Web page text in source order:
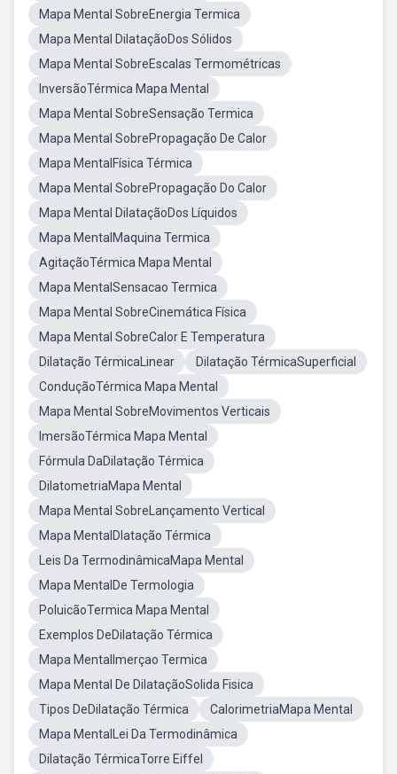
Mapa Mental SobreEnergia Termica
Mapa Mental DilataçãoDos Sólidos
Mapa Mental SobreEscalas Termométricas
InversãoTérmica Mapa Mental
Mapa Mental SobreSensação Termica
Mapa Mental SobrePropagação De Calor
Mapa MentalFísica Térmica
Mapa Mental SobrePropagação Do Calor
Mapa Mental DilataçãoDos Líquidos
Mapa MentalMaquina Termica
AgitaçãoTérmica Mapa Mental
Mapa MentalSensacao Termica
Mapa Mental SobreCinemática Física
Mapa Mental SobreCalor E Temperatura
Dilatação TérmicaLinear
Dilatação TérmicaSuperficial
ConduçãoTérmica Mapa Mental
Mapa Mental SobreMovimentos Verticais
ImersãoTérmica Mapa Mental
Fórmula DaDilatação Térmica
DilatometriaMapa Mental
Mapa Mental SobreLançamento Vertical
Mapa MentalDlatação Térmica
Leis Da TermodinâmicaMapa Mental
Mapa MentalDe Termologia
PoluicãoTermica Mapa Mental
Exemplos DeDilatação Térmica
Mapa MentalImerçao Termica
Mapa Mental De DilataçãoSolida Fisica
Tipos DeDilatação Térmica
CalorimetriaMapa Mental
Mapa MentalLei Da Termodinâmica
Dilatação TérmicaTorre Eiffel